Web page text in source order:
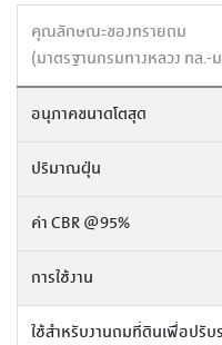
คุณลักษณะของทรายถม
(มาตรฐานกรมทางหลวง ทล
อนุภาคขนาดโตสุด
ปริมาณฝุ่น
ค่า CBR @95%
การใช้งาน
ใช้สำหรับงานถมที่ดินเพื่อปรับ